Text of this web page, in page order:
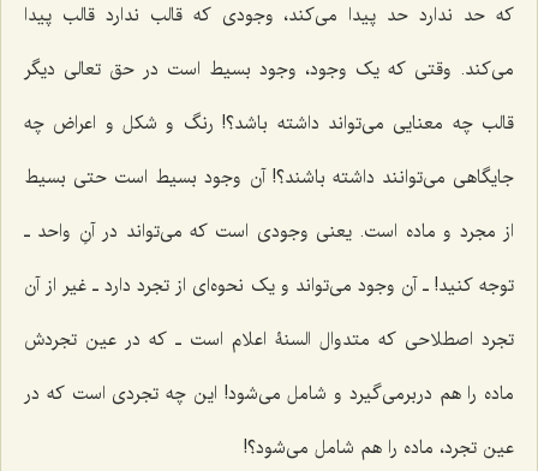
که حد ندارد حد پیدا مى‌کند، وجودى که قالب ندارد قالب پیدا
مى‌کند. وقتى که یک وجود، وجود بسیط است در حق تعالى دیگر
قالب چه معنایى مى‌تواند داشته باشد؟! رنگ و شکل و اعراض چه
جایگاهى مى‌توانند داشته باشند؟! آن وجود بسیط است حتى بسیط
از مجرد و ماده است. یعنى وجودی است که می‌تواند در آنِ واحد ـ
توجه کنید! ـ آن وجود مى‌تواند و یک نحوه‌اى از تجرد دارد ـ غیر از آن
تجرد اصطلاحى که متدوال السنۀ اعلام است ـ که در عین تجردش
ماده را هم دربرمى‌گیرد و شامل مى‌شود! این چه تجردى است که در
عین تجرد، ماده را هم شامل مى‌شود؟!